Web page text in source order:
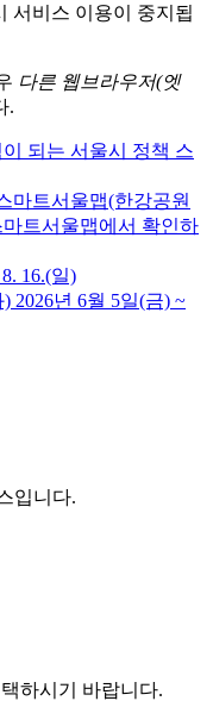
서비스 이용이 중지됩
다른 웹브라우저(엣
.
입니다.
하시기 바랍니다.